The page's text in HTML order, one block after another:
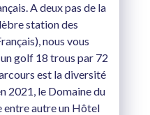
A deux pas de la
station des
nous vous
golf 18 trous par 72
est la diversité
2021, le Domaine du
autre un Hôtel